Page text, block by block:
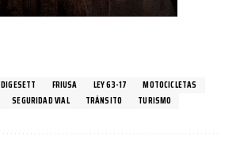
DIGESETT FRIUSA LEY 63-17
MOTOCICLETAS
SEGURIDAD VIAL TRÁNSITO TURISMO